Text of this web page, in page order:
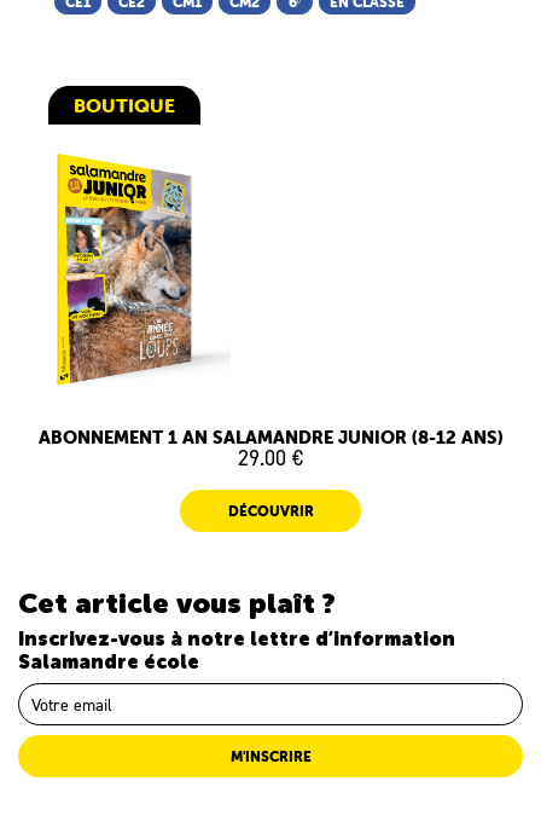
BOUTIQUE
ABONNEMENT 1 AN SALAMANDRE JUNIOR (8-12 ANS)
29.00 €
DÉCOUVRIR
Cet article vous plaît ?
Inscrivez-vous à notre lettre d’information
Salamandre école
M'INSCRIRE